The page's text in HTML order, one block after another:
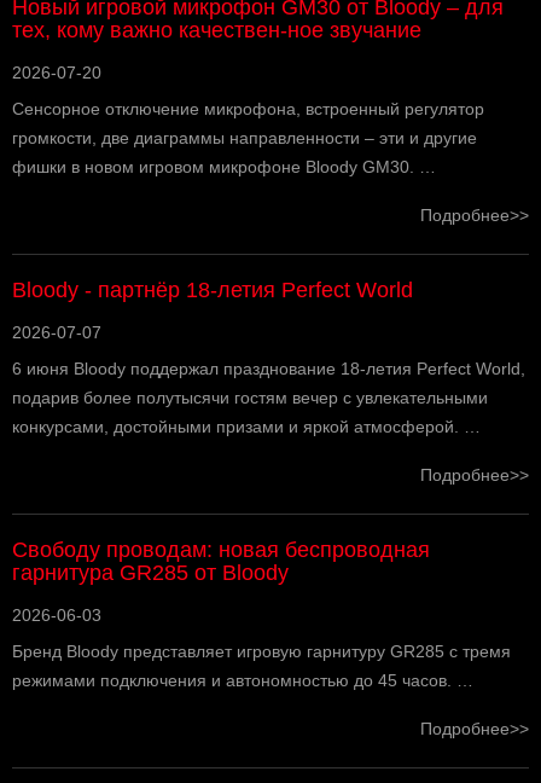
Новый игровой микрофон GM30 от Bloody – для
тех, кому важно качествен-ное звучание
2026-07-20
Сенсорное отключение микрофона, встроенный регулятор
громкости, две диаграммы направленности – эти и другие
фишки в новом игровом микрофоне Bloody GM30. …
Подробнее>>
Bloody - партнёр 18-летия Perfect World
2026-07-07
6 июня Bloody поддержал празднование 18-летия Perfect World,
подарив более полутысячи гостям вечер с увлекательными
конкурсами, достойными призами и яркой атмосферой. …
Подробнее>>
Свободу проводам: новая беспроводная
гарнитура GR285 от Bloody
2026-06-03
Бренд Bloody представляет игровую гарнитуру GR285 с тремя
режимами подключения и автономностью до 45 часов. …
Подробнее>>